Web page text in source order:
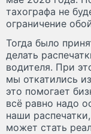
тахографа не
ограничение
Тогда было
делать
водителя. При
мы откатились
это помогает
всё равно надо
наши
может стать